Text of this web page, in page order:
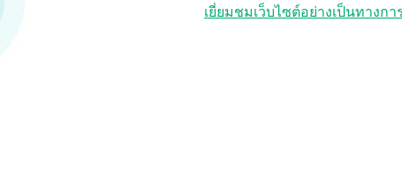
เยี่ยมชมเว็บไซต์อย่างเป็นทางกา